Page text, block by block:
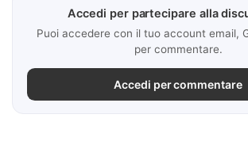
Accedi per partecipare alla
Puoi accedere con il tuo account email,
per commentare.
Accedi per commentare